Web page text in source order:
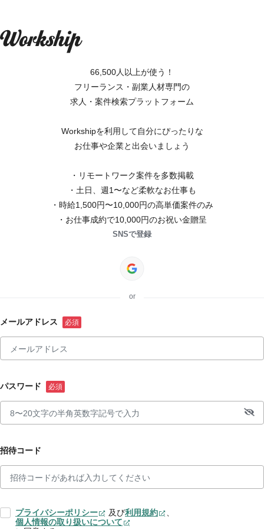
66,500人以上が使う！
フリーランス・副業人材専門の
求人・案件検索プラットフォーム
Workshipを利用して自分にぴったりな
お仕事や企業と出会いましょう
・リモートワーク案件を多数掲載
・土日、週1〜など柔軟なお仕事も
・時給1,500円〜10,000円の高単価案件のみ
・お仕事成約で10,000円のお祝い金贈呈
SNSで登録
or
メールアドレス
パスワード
招待コード
プライバシーポリシー 及び利用規約
、
個人情報の取り扱いについて